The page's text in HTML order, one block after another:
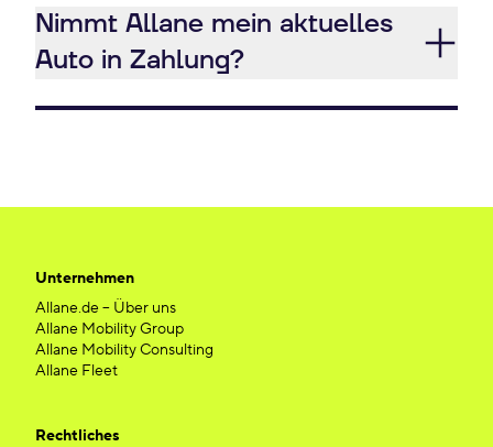
Nimmt Allane mein aktuelles
Auto in Zahlung?
Unternehmen
Allane.de – Über uns
Allane Mobility Group
Allane Mobility Consulting
Allane Fleet
Rechtliches